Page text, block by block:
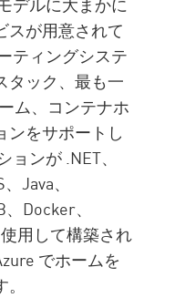
スが用意されて
ティングシステ
タック、最も一
ム、コンテナホ
ンをサポートし
ンが .NET、
Java、
Docker、
用して構築され
でホームを